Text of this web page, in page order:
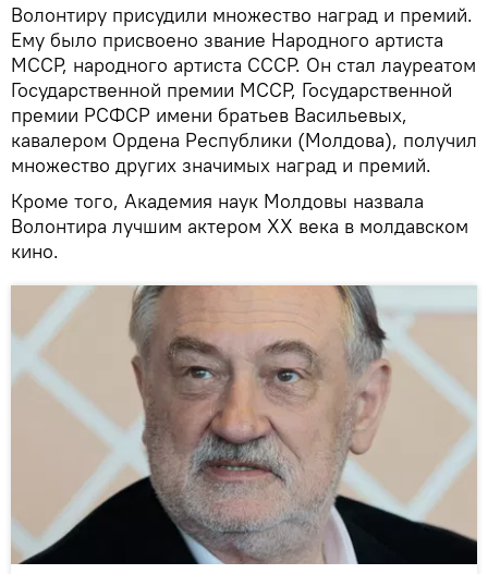
Волонтиру присудили множество наград и премий.
Ему было присвоено звание Народного артиста
МССР, народного артиста СССР. Он стал лауреатом
Государственной премии МССР, Государственной
премии РСФСР имени братьев Васильевых,
кавалером Ордена Республики (Молдова), получил
множество других значимых наград и премий.
Кроме того, Академия наук Молдовы назвала
Волонтира лучшим актером ХХ века в молдавском
кино.